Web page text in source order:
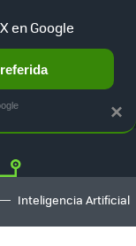
LIBRE
Inteligencia Artificial
×
en Google